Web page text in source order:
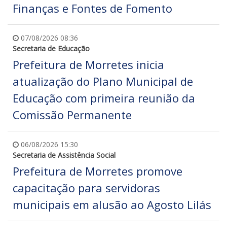
Finanças e Fontes de Fomento
07/08/2026 08:36
Secretaria de Educação
Prefeitura de Morretes inicia
atualização do Plano Municipal de
Educação com primeira reunião da
Comissão Permanente
06/08/2026 15:30
Secretaria de Assistência Social
Prefeitura de Morretes promove
capacitação para servidoras
municipais em alusão ao Agosto Lilás